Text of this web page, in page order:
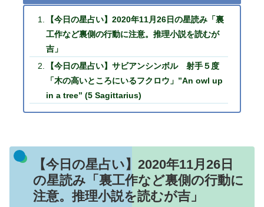
【今日の星占い】2020年11月26日の星読み「裏
工作など裏側の行動に注意。推理小説を読むが
吉」
【今日の星占い】サビアンシンボル 射手５度
「木の高いところにいるフクロウ」”An owl up
in a tree” (5 Sagittarius)
【今日の星占い】2020年11月26日
の星読み「裏工作など裏側の行動に
注意。推理小説を読むが吉」